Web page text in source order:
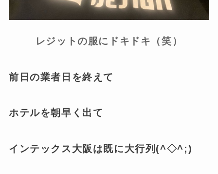
レジットの服にドキドキ（笑）
前日の業者日を終えて
ホテルを朝早く出て
インテックス大阪は既に大行列(^◇^;)